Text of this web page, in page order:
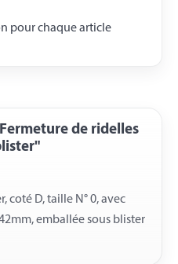
pour chaque article
de ridelles
coté D, taille N° 0, avec